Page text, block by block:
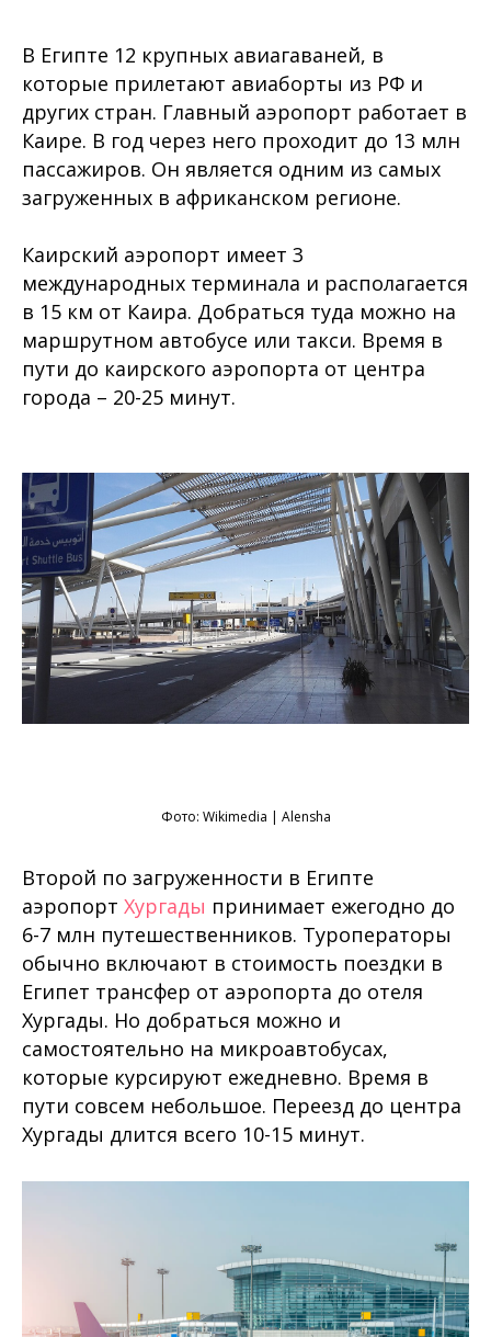
В Египте 12 крупных авиагаваней, в
которые прилетают авиаборты из РФ и
других стран. Главный аэропорт работает в
Каире. В год через него проходит до 13 млн
пассажиров. Он является одним из самых
загруженных в африканском регионе.
Каирский аэропорт имеет 3
международных терминала и располагается
в 15 км от Каира. Добраться туда можно на
маршрутном автобусе или такси. Время в
пути до каирского аэропорта от центра
города – 20-25 минут.
Фото: Wikimedia | Alensha
Второй по загруженности в Египте
аэропорт Хургады принимает ежегодно до
6-7 млн путешественников. Туроператоры
обычно включают в стоимость поездки в
Египет трансфер от аэропорта до отеля
Хургады. Но добраться можно и
самостоятельно на микроавтобусах,
которые курсируют ежедневно. Время в
пути совсем небольшое. Переезд до центра
Хургады длится всего 10-15 минут.